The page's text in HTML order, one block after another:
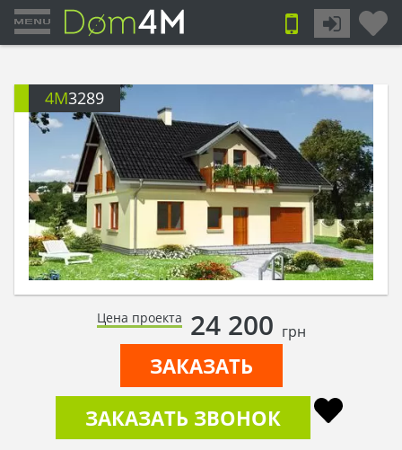
4M3289
Цена проекта 24 200 грн
ЗАКАЗАТЬ
ЗАКАЗАТЬ ЗВОНОК